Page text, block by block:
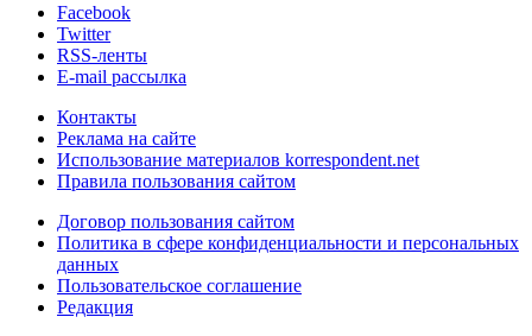
Facebook
Twitter
RSS-ленты
E-mail рассылка
Контакты
Реклама на сайте
Использование материалов korrespondent.net
Правила пользования сайтом
Договор пользования сайтом
Политика в сфере конфиденциальности и персональных
данных
Пользовательское соглашение
Редакция